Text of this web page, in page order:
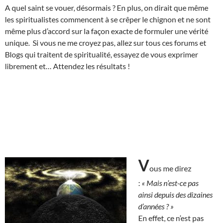
A quel saint se vouer, désormais ? En plus, on dirait que même
les spiritualistes commencent à se crêper le chignon et ne sont
même plus d’accord sur la façon exacte de formuler une vérité
unique. Si vous ne me croyez pas, allez sur tous ces forums et
Blogs qui traitent de spiritualité, essayez de vous exprimer
librement et… Attendez les résultats !
Vous me direz
: « Mais n’est-ce pas
ainsi depuis des dizaines
d’années ? »
En effet, ce n’est pas